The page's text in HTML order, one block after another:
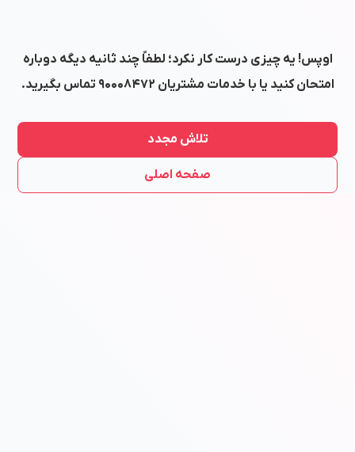
اوپس! یه چیزی درست کار نکرد؛ لطفاً چند ثانیه دیگه دوباره
امتحان کنید یا با خدمات مشتریان ۹۰۰۰۸۴۷۲ تماس بگیرید.
تلاش مجدد
صفحه اصلی